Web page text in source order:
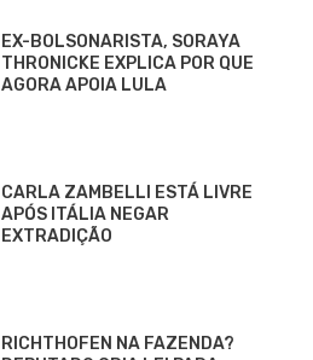
EX-BOLSONARISTA, SORAYA
THRONICKE EXPLICA POR QUE
AGORA APOIA LULA
CARLA ZAMBELLI ESTÁ LIVRE
APÓS ITÁLIA NEGAR
EXTRADIÇÃO
RICHTHOFEN NA FAZENDA?